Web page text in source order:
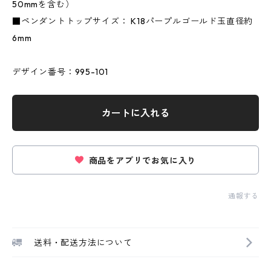
50mmを含む）
■ペンダントトップサイズ： K18パープルゴールド玉直径約
6mm
デザイン番号：995-101
カートに入れる
商品をアプリでお気に入り
通報する
送料・配送方法について